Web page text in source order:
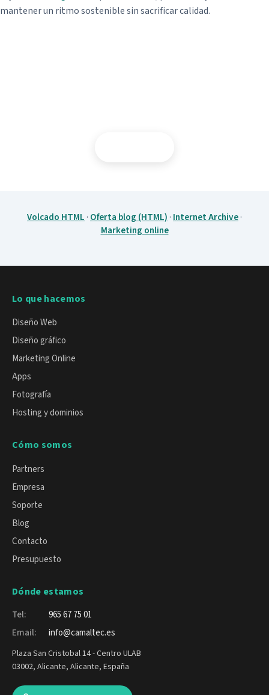
mantener un ritmo sostenible sin sacrificar calidad.
Volcado HTML · Oferta blog (HTML) · Internet Archive·
Marketing online
Lo que hacemos
Diseño Web
Diseño gráfico
Marketing Online
Apps
Fotografía
Hosting y dominios
Cómo somos
Partners
Empresa
Soporte
Blog
Contacto
Presupuesto
Dónde estamos
Tel:
965 67 75 01
Email:
info@camaltec.es
Plaza San Cristobal 14 - Centro ULAB
03002, Alicante, Alicante, España